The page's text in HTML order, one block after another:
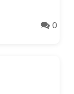
0